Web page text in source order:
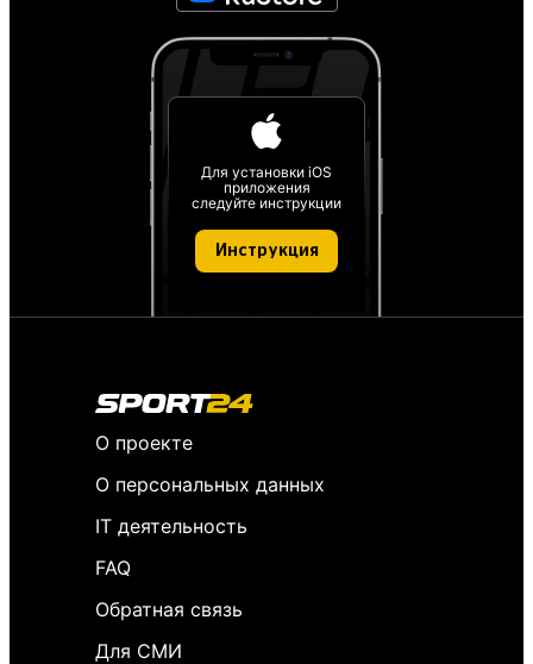
Для установки iOS
приложения
следуйте инструкции
Инструкция
О проекте
О персональных данных
IT деятельность
FAQ
Обратная связь
Для СМИ